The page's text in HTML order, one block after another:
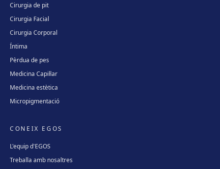
Cirurgia de pit
Cirurgia Facial
Cirurgia Corporal
Íntima
Pèrdua de pes
Medicina Capil·lar
Medicina estètica
Micropigmentació
CONEIX EGOS
L'equip d'EGOS
Treballa amb nosaltres